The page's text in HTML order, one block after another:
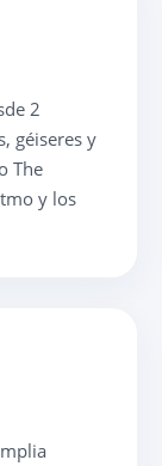
2
géiseres y
The
y los